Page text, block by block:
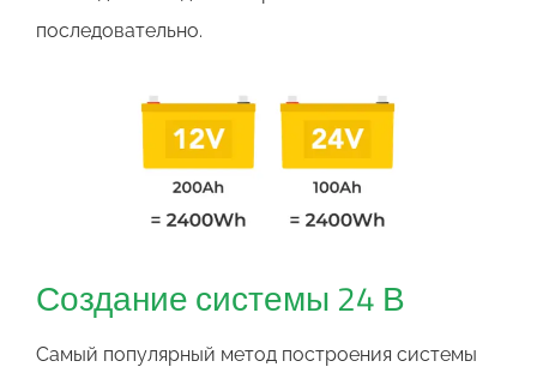
последовательно.
Создание системы 24 В
Самый популярный метод построения системы